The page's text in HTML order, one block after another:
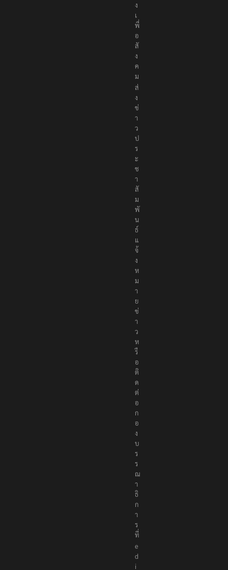
ง
เ
พื่
อ
สั
ง
ค
ม
ส่
ง
ข่
า
ว
ป
ร
ะ
ช
า
สั
ม
พั
น
ธ์
แ
จ้
ง
ห
ม
า
ย
ข่
า
ว
ห
รื
อ
ติ
ด
ต่
อ
ก
อ
ง
บ
ร
ร
ณ
า
ธิ
ก
า
ร
ที่
e
d
i